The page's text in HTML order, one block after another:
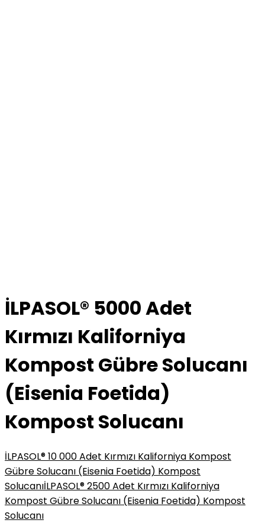
İLPASOL® 5000 Adet
Kırmızı Kaliforniya
Kompost Gübre Solucanı
(Eisenia Foetida)
Kompost Solucanı
İLPASOL® 10 000 Adet Kırmızı Kaliforniya Kompost
Gübre Solucanı (Eisenia Foetida) Kompost
SolucanıİLPASOL® 2500 Adet Kırmızı Kaliforniya
Kompost Gübre Solucanı (Eisenia Foetida) Kompost
Solucanı